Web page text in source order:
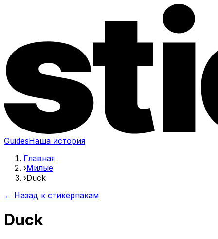
GuidesНаша история
Главная
›Милые
›Duck
← Назад к стикерпакам
Duck